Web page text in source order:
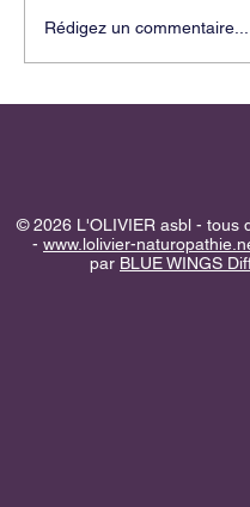
Rédigez un commentaire...
© 2026 L'OLIVIER asbl - tous
- www.lolivier-
par BLUE WINGS